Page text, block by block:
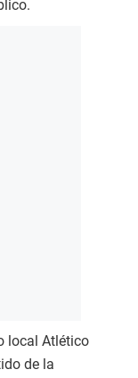
local Atlético
de la